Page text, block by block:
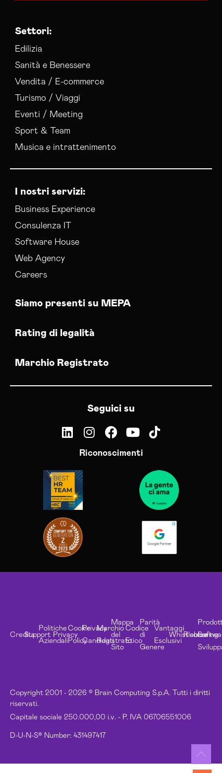
Settori:
Edilizia
Sanità e Benessere
Vendita / E-commerce
Turismo / Viaggi
Eventi / Meeting
Sport & Team
Musica e intrattenimento
I nostri servizi:
Business Experience
Consulenza IT
Software House
Web Agency
Careers
Siamo presenti su MEPA
Rating di legalità
Marchio Registrato
Seguici su
Riconoscimenti
Copyright 2001 - 2026 © Brain Computing S.p.A. Tutti i diritti
riservati.
Capitale sociale 250.000,00 i.v. - P. IVA 06706551006
D-U-N-S® Number: 431497417
CreditsSupport
Politiche
Aziendali
Privacy
Cookie
Policy
Privacy
Candidati
Marchio
Registrato
Mappa
del
Sito
Codice
Etico
Parità
di
Genere
Vantaggi
Esclusivi
Whistleblowing
Risorse